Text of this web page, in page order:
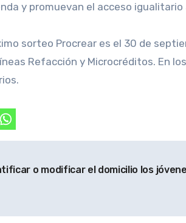
y promuevan el acceso
sorteo Procrear es el 30 de
Refacción y Microcréditos. En
o modificar el domicilio los